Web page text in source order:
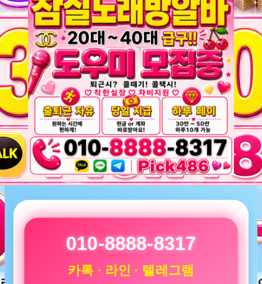
010-8888-8317
카톡 · 라인 · 텔레그램